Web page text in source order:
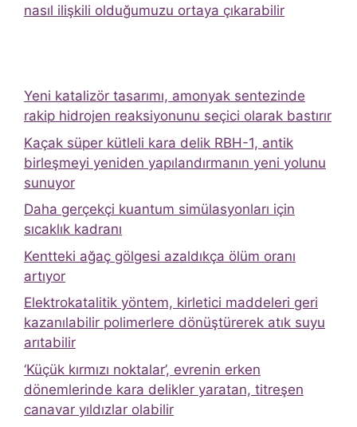
nasıl ilişkili olduğumuzu ortaya çıkarabilir
Yeni katalizör tasarımı, amonyak sentezinde
rakip hidrojen reaksiyonunu seçici olarak bastırır
Kaçak süper kütleli kara delik RBH-1, antik
birleşmeyi yeniden yapılandırmanın yeni yolunu
sunuyor
Daha gerçekçi kuantum simülasyonları için
sıcaklık kadranı
Kentteki ağaç gölgesi azaldıkça ölüm oranı
artıyor
Elektrokatalitik yöntem, kirletici maddeleri geri
kazanılabilir polimerlere dönüştürerek atık suyu
arıtabilir
‘Küçük kırmızı noktalar’, evrenin erken
dönemlerinde kara delikler yaratan, titreşen
canavar yıldızlar olabilir